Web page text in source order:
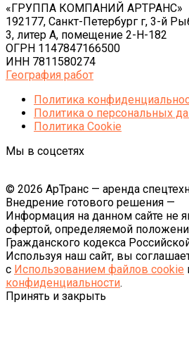
«ГРУППА КОМПАНИЙ АРТРАНС»
192177, Санкт-Петербург г, 3-й
3, литер А, помещение 2-Н-182
ОГРН 1147847166500
ИНН 7811580274
География работ
Политика
Политика o персональных
Политика Cookie
Мы в соцсетях
© 2026 АрТранс — аренда
Внедрение готового решения —
Информация на данном сайте не
офертой, определяемой
Гражданского кодекса
Используя наш сайт, вы
с Использованием файлов cookie
конфиденциальности.
Принять и закрыть